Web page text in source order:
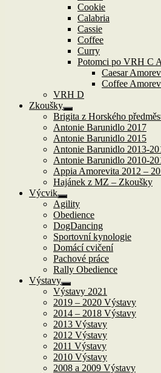
Cookie
Calabria
Cassie
Coffee
Curry
Potomci po VRH C
Caesar
Coffee
VRH D
Zkoušky
Zobrazit
podřazené
položky
Brigita z Horského
Antonie Barunidlo 2017
Antonie Barunidlo 2015
Antonie Barunidlo 2013-
Antonie Barunidlo 2010-
Appia Amorevita 2012 –
Hajánek z MZ – Zkoušky
Výcvik
Zobrazit
podřazené
položky
Agility
Obedience
DogDancing
Sportovní kynologie
Domácí cvičení
Pachové práce
Rally Obedience
Výstavy
Zobrazit
podřazené
položky
Výstavy 2021
2019 – 2020 Výstavy
2014 – 2018 Výstavy
2013 Výstavy
2012 Výstavy
2011 Výstavy
2010 Výstavy
2008 a 2009 Výstavy